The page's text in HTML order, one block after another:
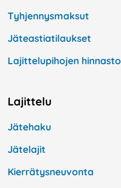
Tyhjennysmaksut
Jäteastiatilaukset
Lajittelupihojen hinnasto
Lajittelu
Jätehaku
Jätelajit
Kierrätysneuvonta